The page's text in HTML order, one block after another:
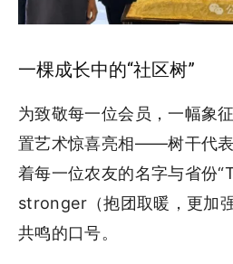
一棵成长中的“社区树”
为致敬每一位会员，一幅象
置艺术惊喜亮相——树干代
着每一位农友的名字与省份
stronger（抱团取暖，更加
共鸣的口号。